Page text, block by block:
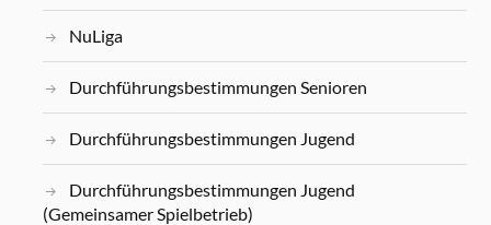
NuLiga
Durchführungsbestimmungen Senioren
Durchführungsbestimmungen Jugend
Durchführungsbestimmungen Jugend
(Gemeinsamer Spielbetrieb)